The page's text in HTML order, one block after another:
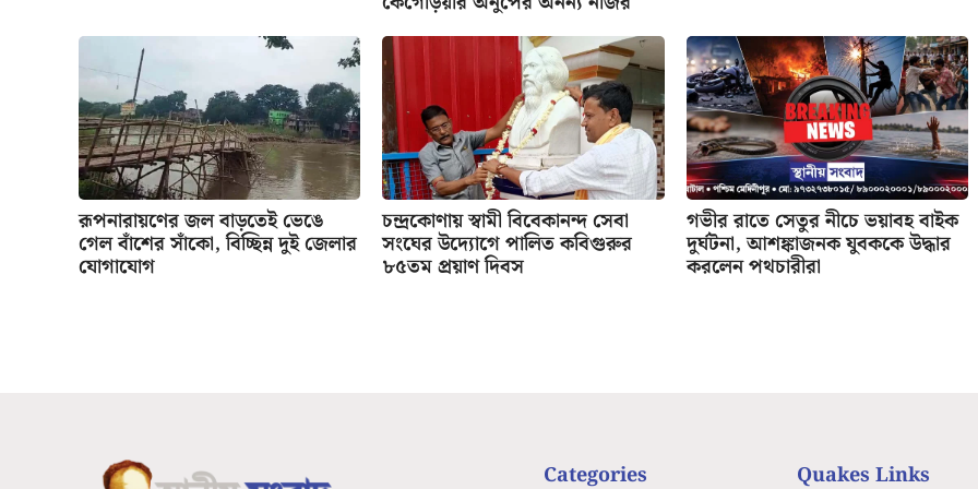
রূপনারায়ণের জল বাড়তেই ভেঙে
গেল বাঁশের সাঁকো, বিচ্ছিন্ন দুই জেলার
যোগাযোগ
চন্দ্রকোণায় স্বামী বিবেকানন্দ সেবা
সংঘের উদ্যোগে পালিত কবিগুরুর
৮৫তম প্রয়াণ দিবস
গভীর রাতে সেতুর নীচে ভয়াবহ বাইক
দুর্ঘটনা, আশঙ্কাজনক যুবককে উদ্ধার
করলেন পথচারীরা
Categories Quakes Links